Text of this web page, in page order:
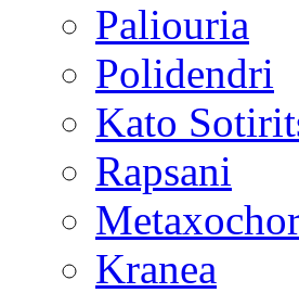
Paliouria
Polidendri
Kato
Rapsani
Kranea